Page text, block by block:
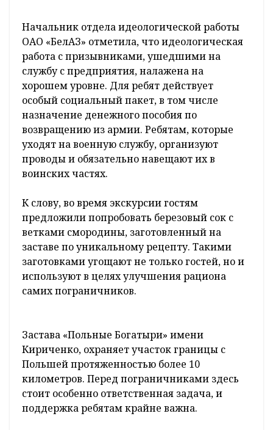
Начальник отдела идеологической работы
ОАО «БелАЗ» отметила, что идеологическая
работа с призывниками, ушедшими на
службу с предприятия, налажена на
хорошем уровне. Для ребят действует
особый социальный пакет, в том числе
назначение денежного пособия по
возвращению из армии. Ребятам, которые
уходят на военную службу, организуют
проводы и обязательно навещают их в
воинских частях.
К слову, во время экскурсии гостям
предложили попробовать березовый сок с
ветками смородины, заготовленный на
заставе по уникальному рецепту. Такими
заготовками угощают не только гостей, но и
используют в целях улучшения рациона
самих пограничников.
Застава «Польные Богатыри» имени
Кириченко, охраняет участок границы с
Польшей протяженностью более 10
километров. Перед пограничниками здесь
стоит особенно ответственная задача, и
поддержка ребятам крайне важна.